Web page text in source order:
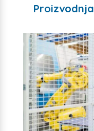
Proizvodnja